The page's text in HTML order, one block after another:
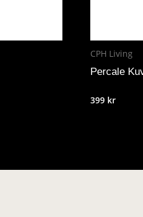
CPH Living
Percale
399 kr